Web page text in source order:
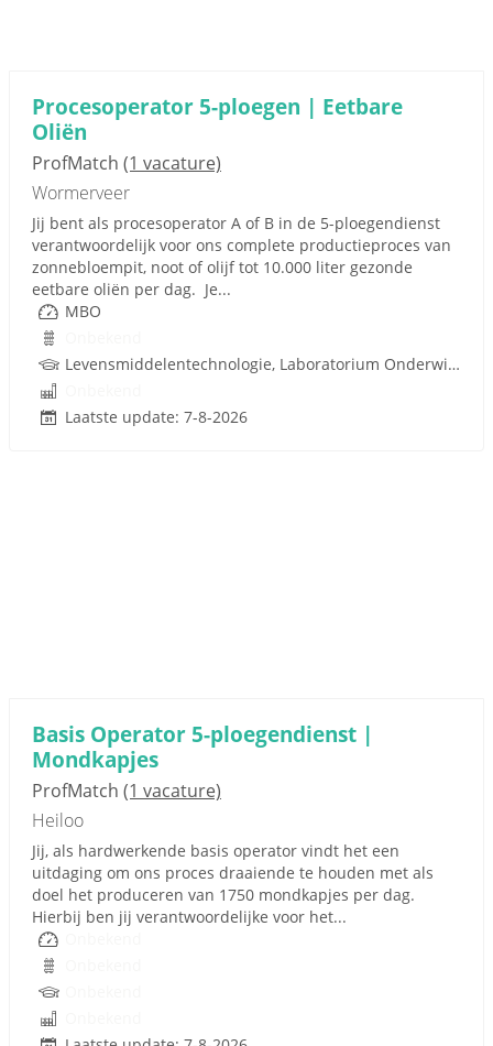
Procesoperator 5-ploegen | Eetbare
Oliën
ProfMatch (1 vacature)
Wormerveer
Jij bent als procesoperator A of B in de 5-ploegendienst
verantwoordelijk voor ons complete productieproces van
zonnebloempit, noot of olijf tot 10.000 liter gezonde
eetbare oliën per dag. Je...
MBO
Levensmiddelentechnologie, Laboratorium Onderwijs, Procestechnologie
Laatste update: 7-8-2026
Basis Operator 5-ploegendienst |
Mondkapjes
ProfMatch (1 vacature)
Heiloo
Jij, als hardwerkende basis operator vindt het een
uitdaging om ons proces draaiende te houden met als
doel het produceren van 1750 mondkapjes per dag.
Hierbij ben jij verantwoordelijke voor het...